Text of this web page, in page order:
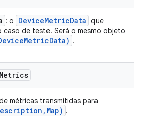
: o DeviceMetricData que
de teste. Será o mesmo objeto
MetricData) .
Metrics
métricas transmitidas para
, Map) .